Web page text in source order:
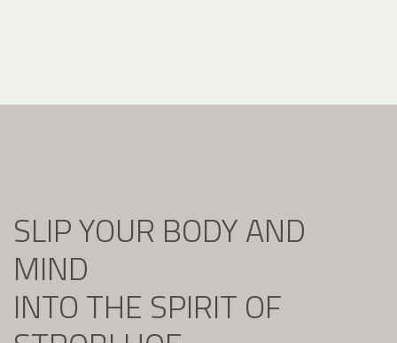
SLIP YOUR BODY AND
MIND
INTO THE SPIRIT OF